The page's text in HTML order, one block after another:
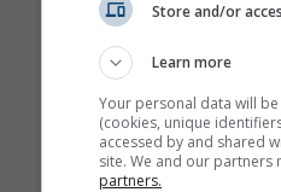
Store and/or
Learn more
Your personal data will
(cookies, unique
accessed by and shared
site. We and our partners
partners.